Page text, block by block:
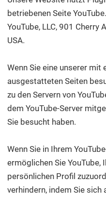
betriebenen Seite
YouTube, LLC, 901 Cherry
USA.
Wenn Sie eine unserer mit
ausgestatteten Seiten
zu den Servern von
dem YouTube-Server
Sie besucht haben.
Wenn Sie in Ihrem
ermöglichen Sie YouTube,
persönlichen Profil
verhindern, indem Sie sich